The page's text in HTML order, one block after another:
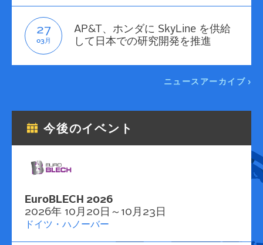
27
03月
AP&T、ホンダに SkyLine を供給
して日本での研究開発を推進
ニュースアーカイブ
今後のイベント
EuroBLECH 2026
2026年 10月20日～10月23日
ドイツ・ハノーバー